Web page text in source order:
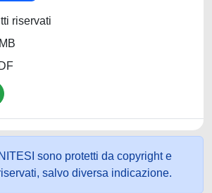
riservati
sono protetti da copyright e
salvo diversa indicazione.